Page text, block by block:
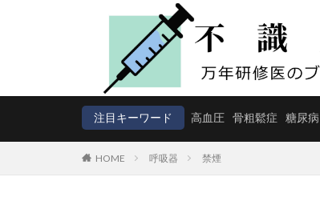
注目キーワード 高血圧 骨粗鬆症 糖尿病
HOME 呼吸器 禁煙